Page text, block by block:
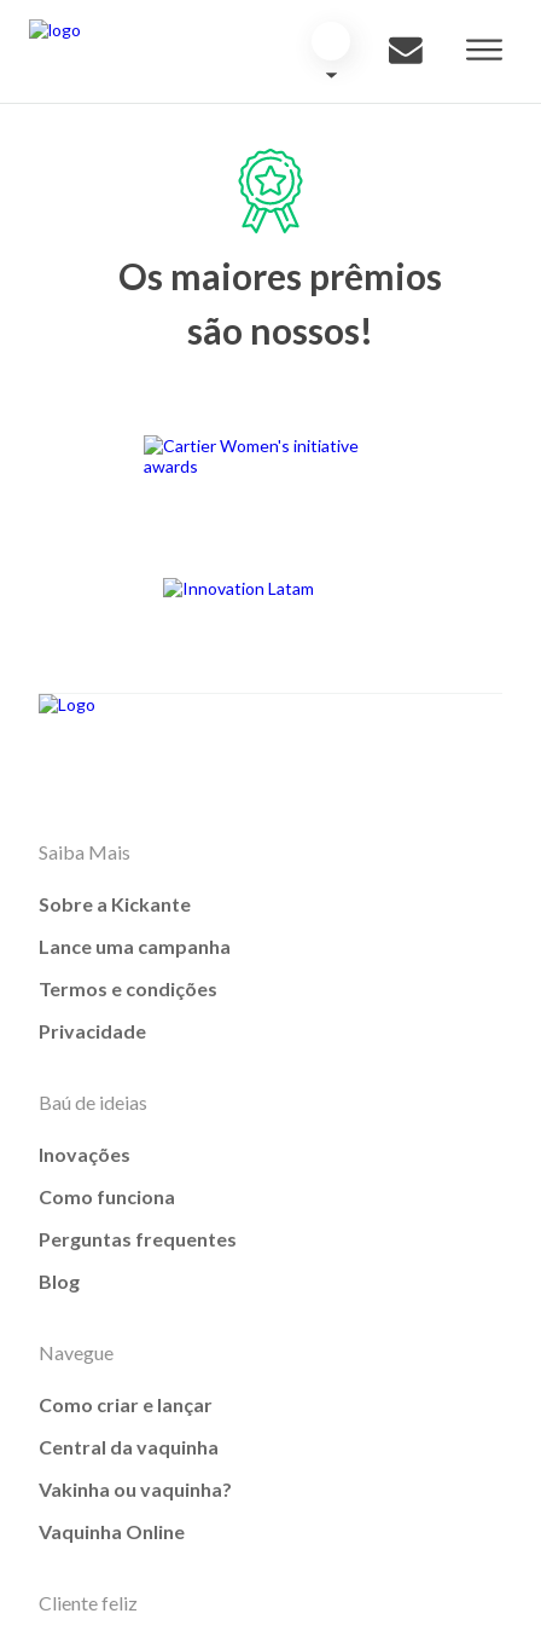
Os maiores prêmios
são nossos!
Saiba Mais
Sobre a Kickante
Lance uma campanha
Termos e condições
Privacidade
Baú de ideias
Inovações
Como funciona
Perguntas frequentes
Blog
Navegue
Como criar e lançar
Central da vaquinha
Vakinha ou vaquinha?
Vaquinha Online
Cliente feliz